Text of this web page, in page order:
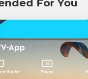
For You